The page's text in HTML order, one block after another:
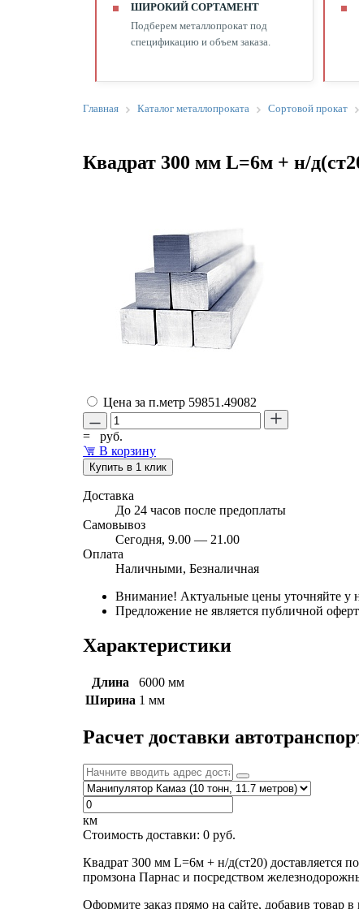
ШИРОКИЙ СОРТАМЕНТ
Подберем металлопрокат под
спецификацию и объем заказа.
Главная Каталог металлопроката Сортовой прокат
Квадрат 300 мм L=6м + н/
Цена за п.метр 59851.49082
=
руб.
В корзину
Купить в 1 клик
Доставка
До 24 часов после предоплаты
Самовывоз
Сегодня, 9.00 — 21.00
Оплата
Наличными, Безналичная
Внимание! Актуальные цены уточняйте у
Предложение не является публичной
Характеристики
Длина
6000 мм
Ширина 1 мм
Расчет доставки
км
Стоимость доставки: 0 руб.
Квадрат 300 мм L=6м + н/д(ст20) доставляется
промзона Парнас и посредством
Оформите заказ прямо на сайте, добавив товар